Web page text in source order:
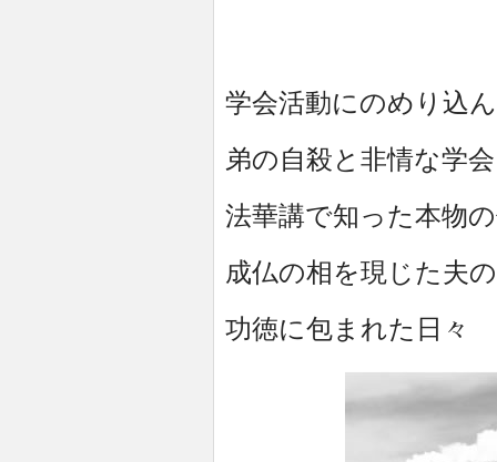
学会活動にのめり込
弟の自殺と非情な学会
法華講で知った本物
成仏の相を現じた夫
功徳に包まれた日々